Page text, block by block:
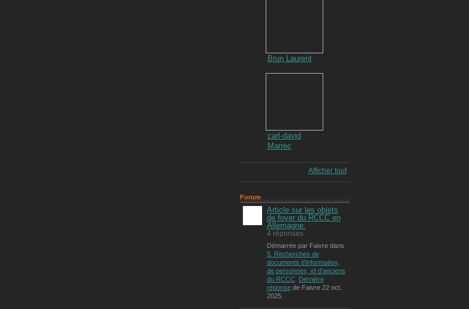
Brun Laurent
carl-david
Marrec
Afficher tout
Forum
Article sur les objets
de foyer du RCCC en
Allemagne.
4 réponses
Démarrée par Faivre dans
5. Recherches de
documents d'information,
de personnes, et d'anciens
du RCCC. Dernière
réponsede Faivre 22 oct.
2025.